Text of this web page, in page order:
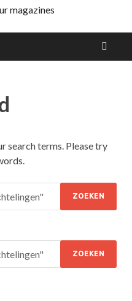
magazines
search terms. Please try